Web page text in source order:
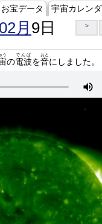
お宝データ 宇宙カレン
月 9日 >
う
の電波
でんぱ
を音
おと
にしました。